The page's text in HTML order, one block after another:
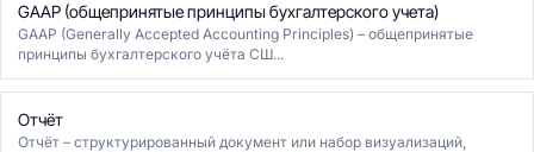
GAAP (общепринятые принципы бухгалтерского учета)
GAAP (Generally Accepted Accounting Principles) – общепринятые
принципы бухгалтерского учёта СШ...
Отчёт
Отчёт – структурированный документ или набор визуализаций,